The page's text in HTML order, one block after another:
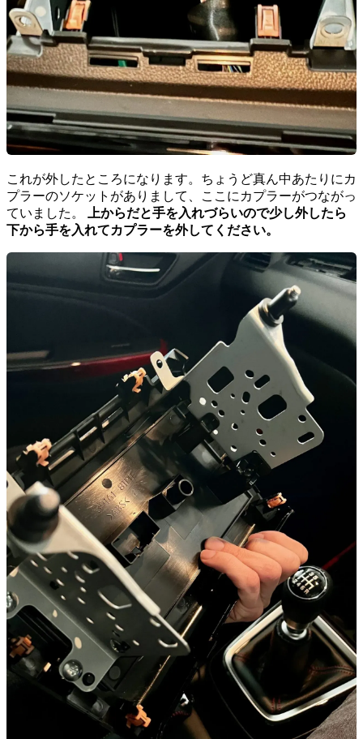
これが外したところになります。ちょうど真ん中あたりにカ
プラーのソケットがありまして、ここにカプラーがつながっ
ていました。
上からだと手を入れづらいので少し外したら
下から手を入れてカプラーを外してください。